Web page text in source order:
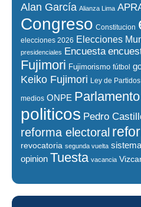
Alan García Alianza Lima
Congreso Constitucion
elecciones 2026 Elecciones
presidenciales Encuesta
Fujimori Fujimorismo fútbol
Keiko Fujimori Ley de
medios ONPE Parlamento
politicos Pedro
reforma electoral
revocatoria segunda vuelta
opinion Tuesta vacancia